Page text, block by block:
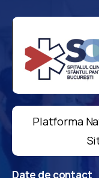
Platforma
Date de contact